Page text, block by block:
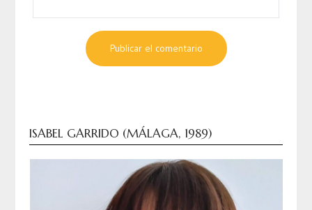
ISABEL GARRIDO (MÁLAGA, 1989)